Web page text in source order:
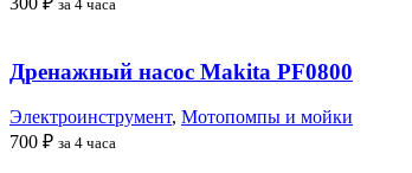
за 4 часа
Дренажный насос Makita PF0800
Электроинструмент, Мотопомпы и мойки
700 ₽ за 4 часа